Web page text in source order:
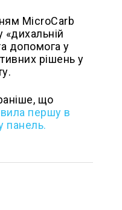
MicroCarb
«дихальній
допомога у
рішень у
що
першу в
панель.